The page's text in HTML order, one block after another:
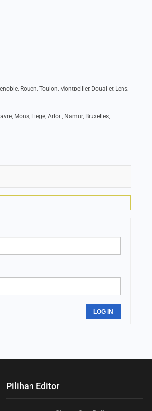
Rouen, Toulon, Montpellier, Douai et Lens,
Mons, Liege, Arlon, Namur, Bruxelles,
LOG IN
Pilihan Editor